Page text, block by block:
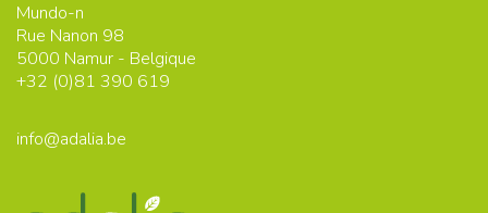
Mundo-n
Rue Nanon 98
5000 Namur - Belgique
+32 (0)81 390 619
info@adalia.be